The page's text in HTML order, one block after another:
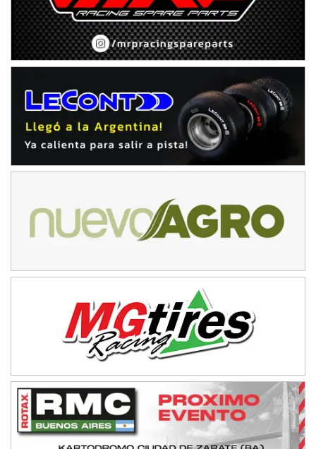
Rufino (Santa Fe)
TUCUMANO - F5
Juan Navarro (Asfalto)
El Timbó (Tucumán)